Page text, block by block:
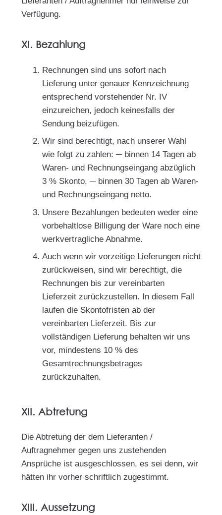
Verfügung.
XI. Bezahlung
Rechnungen sind uns sofort nach
Lieferung unter genauer Kennzeichnung
entsprechend vorstehender Nr. IV
einzureichen, jedoch keinesfalls der
Sendung beizufügen.
Wir sind berechtigt, nach unserer Wahl
wie folgt zu zahlen: ─ binnen 14 Tagen ab
Waren- und Rechnungseingang abzüglich
3 % Skonto, ─ binnen 30 Tagen ab Waren-
und Rechnungseingang netto.
Unsere Bezahlungen bedeuten weder eine
vorbehaltlose Billigung der Ware noch eine
werkvertragliche Abnahme.
Auch wenn wir vorzeitige Lieferungen nicht
zurückweisen, sind wir berechtigt, die
Rechnungen bis zur vereinbarten
Lieferzeit zurückzustellen. In diesem Fall
laufen die Skontofristen ab der
vereinbarten Lieferzeit. Bis zur
vollständigen Lieferung behalten wir uns
vor, mindestens 10 % des
Gesamtrechnungsbetrages
zurückzuhalten.
XII. Abtretung
Die Abtretung der dem Lieferanten /
Auftragnehmer gegen uns zustehenden
Ansprüche ist ausgeschlossen, es sei denn, wir
hätten ihr vorher schriftlich zugestimmt.
XIII. Aussetzung